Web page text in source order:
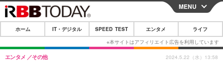
CLOSE
ホーム
IT・デジタル
MENU
ホーム IT・デジタル SPEED TEST エンタメ ライフ
エンタメ その他 2024.5.22（水）13:58